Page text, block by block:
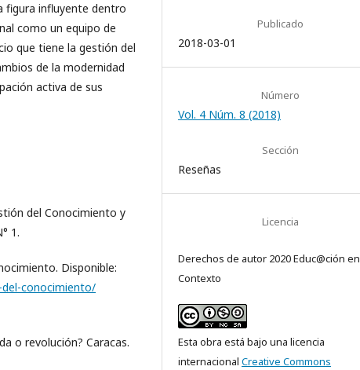
figura influyente dentro
como un equipo de
que tiene la gestión del
de la modernidad
activa de sus
del Conocimiento y
1.
Disponible:
conocimiento/
o revolución? Caracas.
Publicado
2018-03-01
Número
Vol. 4 Núm. 8 (2018)
Sección
Reseñas
Licencia
Derechos de autor 2020 Educ@ción en
Contexto
Esta obra está bajo una licencia
internacional Creative Commons